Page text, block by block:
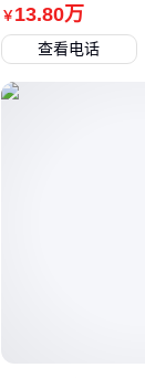
￥ 13.80万
查看电话